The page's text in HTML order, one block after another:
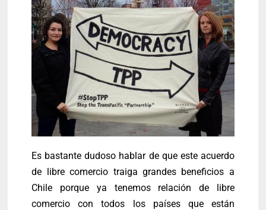
Es bastante dudoso hablar de que este acuerdo
de libre comercio traiga grandes beneficios a
Chile porque ya tenemos relación de libre
comercio con todos los países que están